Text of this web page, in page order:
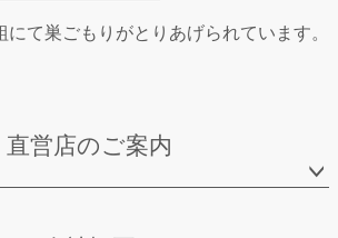
て巣ごもりがとりあげられています。
直営店のご案内